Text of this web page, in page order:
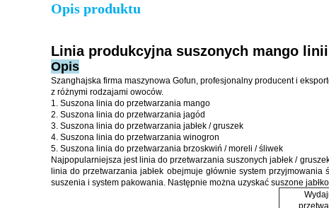
Opis produktu
Linia produkcyjna suszonych mango
Opis
Szanghajska firma maszynowa Gofun, profesjonalny producent i
z różnymi rodzajami owoców.
1. Suszona linia do przetwarzania mango
2. Suszona linia do przetwarzania jagód
3. Suszona linia do przetwarzania jabłek / gruszek
4. Suszona linia do przetwarzania winogron
5. Suszona linia do przetwarzania brzoskwiń / moreli / śliwek
Najpopularniejsza jest linia do przetwarzania suszonych jabłek /
linia do przetwarzania jabłek obejmuje głównie system
suszenia i system pakowania. Następnie można uzyskać suszone